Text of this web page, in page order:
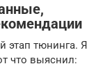
этап тюнинга. Я
что выяснил: